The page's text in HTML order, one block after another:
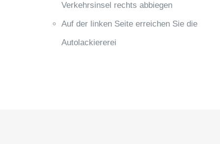
Verkehrsinsel rechts abbiegen
Auf der linken Seite erreichen Sie die
Autolackiererei